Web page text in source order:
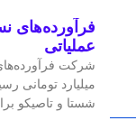
فرآورده‌های
عملیاتی
میلیارد تومانی
شستا و تاصیکو